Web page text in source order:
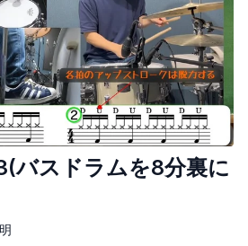
バスドラムを8分裏に